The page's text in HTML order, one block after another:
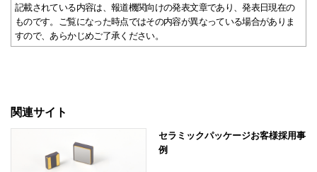
記載されている内容は、報道機関向けの発表文章であり、発表日現在の
ものです。ご覧になった時点ではその内容が異なっている場合がありま
すので、あらかじめご了承ください。
関連サイト
セラミックパッケージお客様採用事
例